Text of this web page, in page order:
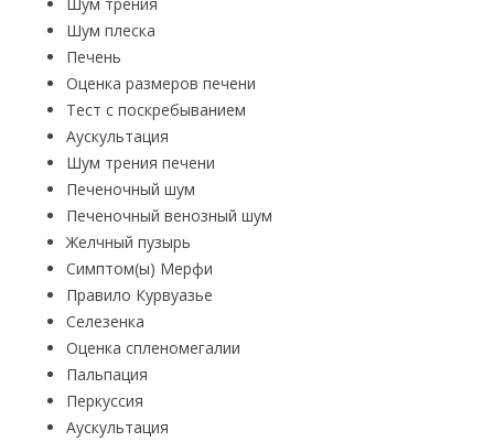
Шум плеска
Печень
Оценка размеров печени
Тест с поскребыванием
Аускультация
Шум трения печени
Печеночный шум
Печеночный венозный шум
Желчный пузырь
Симптом(ы) Мерфи
Правило Курвуазье
Селезенка
Оценка спленомегалии
Пальпация
Перкуссия
Аускультация